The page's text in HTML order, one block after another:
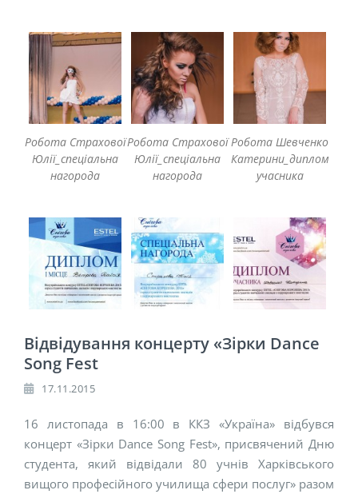
Робота Страхової
Юлії_спеціальна
нагорода
Робота Страхової
Юлії_спеціальна
нагорода
Робота Шевченко
Катерини_диплом
учасника
Відвідування концерту «Зірки Dance
Song Fest
17.11.2015
16 листопада в 16:00 в ККЗ «Україна» відбувся
концерт «Зірки Dance Song Fest», присвячений Дню
студента, який відвідали 80 учнів Харківського
вищого професійного училища сфери послуг» разом